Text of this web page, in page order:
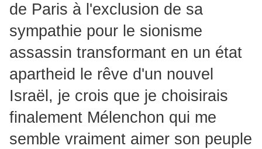
de Paris à l'exclusion de sa
sympathie pour le sionisme
assassin transformant en un état
apartheid le rêve d'un nouvel
Israël, je crois que je choisirais
finalement Mélenchon qui me
semble vraiment aimer son peuple